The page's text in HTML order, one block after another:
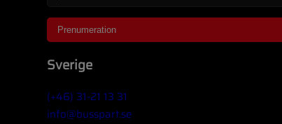
Sverige
(+46) 31-21 13 31
info@busspart.se